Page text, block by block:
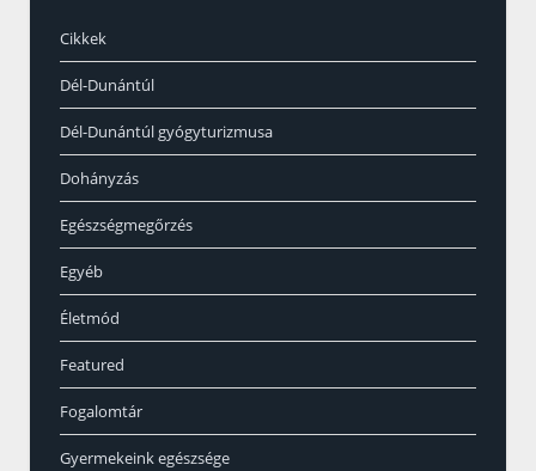
Cikkek
Dél-Dunántúl
Dél-Dunántúl gyógyturizmusa
Dohányzás
Egészségmegőrzés
Egyéb
Életmód
Featured
Fogalomtár
Gyermekeink egészsége